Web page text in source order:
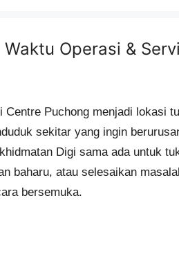
Operasi &
Centre Puchong menjadi lokasi
sekitar yang ingin
Digi sama ada untuk
baharu, atau selesaikan
bersemuka.